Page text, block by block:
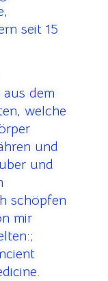
seit 15
dem
welche
und
und
schöpfen
mir